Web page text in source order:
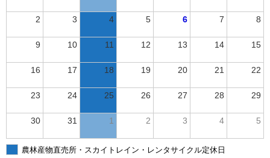
2 3 4 5 6 7 8
9 10 11 12 13 14 15
16 17 18 19 20 21 22
23 24 25 26 27 28 29
30 31 1 2 3 4 5
農林産物直売所・スカイトレイン・レンタサイクル定休日